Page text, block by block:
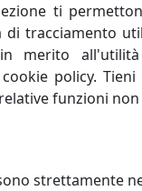
ti
di tracciamento
merito
policy.
funzioni
strettamente